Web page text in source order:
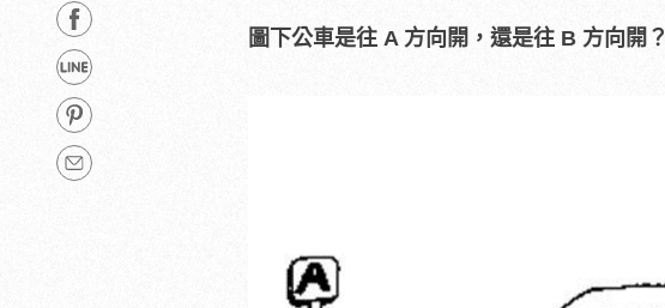
圖下公車是往 A 方向開，還是往 B 方向開？